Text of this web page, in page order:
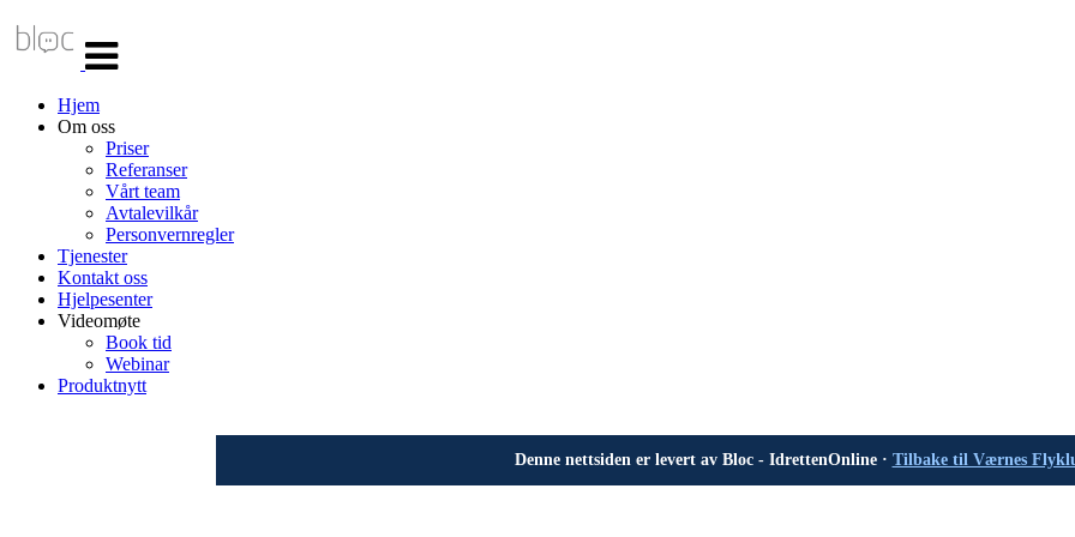
navigasjon
Hjem
Om oss
Priser
Referanser
Vårt team
Avtalevilkår
Personvernregler
Tjenester
Kontakt oss
Hjelpesenter
Videomøte
Book tid
Webinar
Produktnytt
Denne nettsiden er levert av Bloc - IdrettenOnline · Tilbake til Værnes